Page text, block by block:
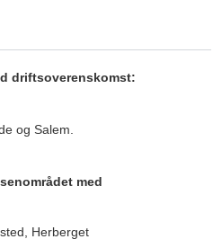
driftsoverenskomst:
og Salem.
med
Herberget